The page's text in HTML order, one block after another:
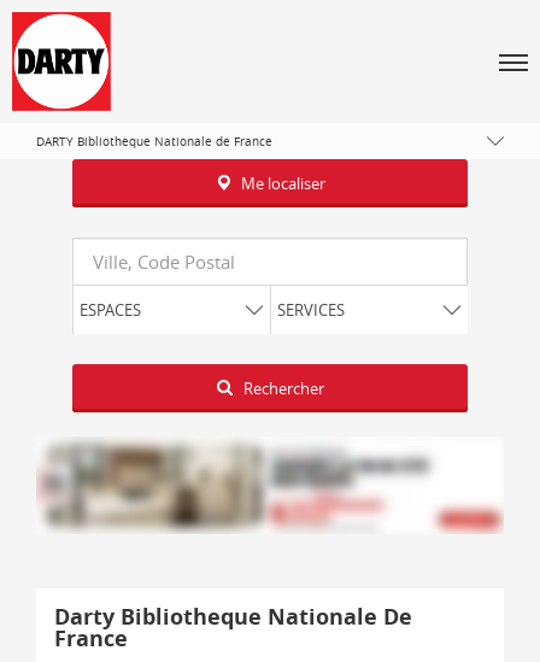
Île-de-France
Département de Paris
Paris
DARTY Bibliotheque Nationale de France
Me localiser
Requête
ESPACES SERVICES
Latitude
Longitude
Rechercher
Darty Bibliotheque Nationale De
France